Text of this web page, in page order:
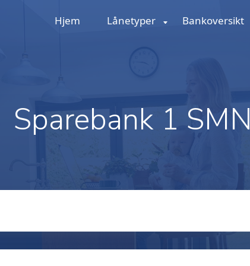
Hjem Lånetyper Bankoversikt
Sparebank 1 SMN